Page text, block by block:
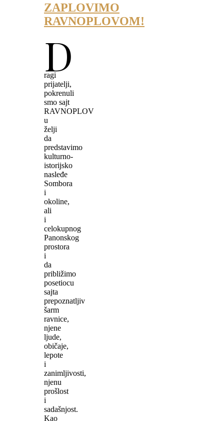
ZAPLOVIMO
RAVNOPLOVOM!
D
ragi
prijatelji,
pokrenuli
smo sajt
RAVNOPLOV
u
želji
da
predstavimo
kulturno-
istorijsko
nasleđe
Sombora
i
okoline,
ali
i
celokupnog
Panonskog
prostora
i
da
približimo
posetiocu
sajta
prepoznatljiv
šarm
ravnice,
njene
ljude,
običaje,
lepote
i
zanimljivosti,
njenu
prošlost
i
sadašnjost.
Kao